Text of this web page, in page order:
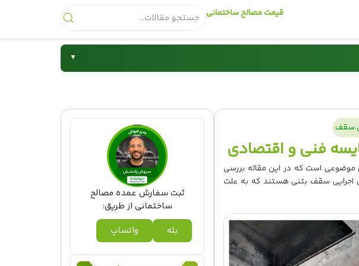
قیمت مصالح ساختمانی
▼
سقف
است که در این مقاله بررسی
اجرایی سقف بتنی هستند که به علت
ثبت سفارش عمده مصالح
ساختمانی از طریق:
بله
واتساپ